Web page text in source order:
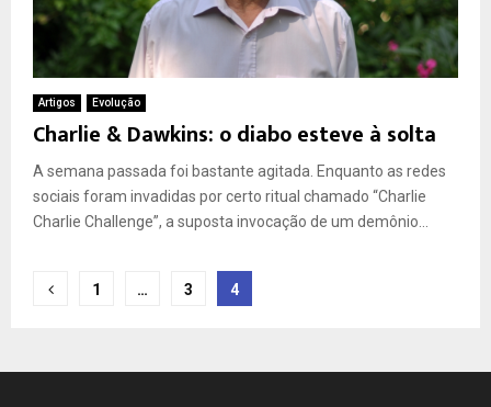
Artigos Evolução
Charlie & Dawkins: o diabo esteve à solta
A semana passada foi bastante agitada. Enquanto as redes
sociais foram invadidas por certo ritual chamado “Charlie
Charlie Challenge”, a suposta invocação de um demônio...
Paginação
posts
1 … 3 4